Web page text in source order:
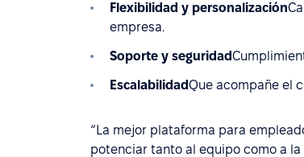
Flexibilidad y personalización
empresa.
Soporte y seguridad
EscalabilidadQue acompañe el
“La mejor plataforma para
potenciar tanto al equipo como a la